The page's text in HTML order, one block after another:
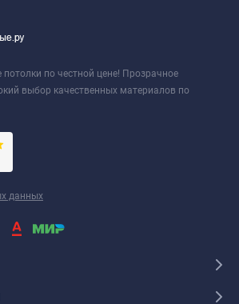
по честной цене! Прозрачное
выбор качественных материалов по
данных